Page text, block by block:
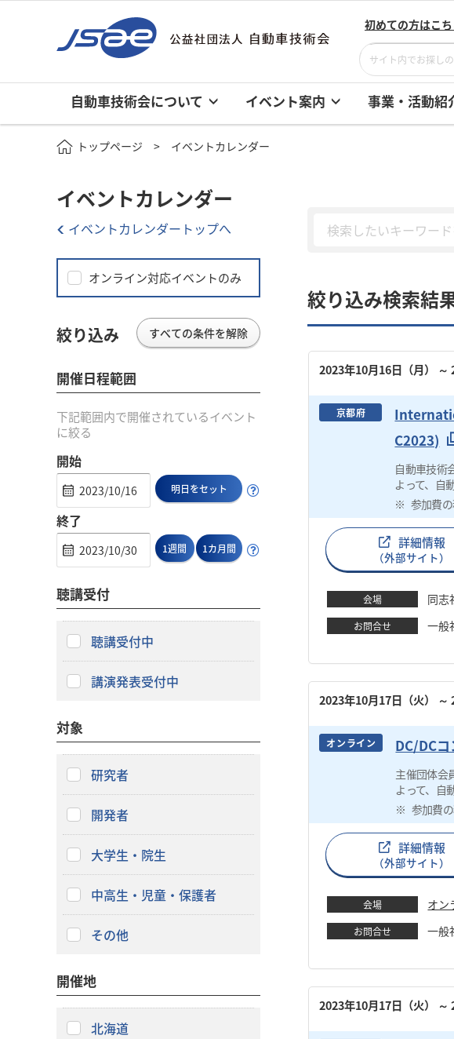
初めての方はこ
自動車技術会について イベント案内 事業・活動紹
トップページ イベントカレンダー
絞り込み検索結
2023年10月16日（月） ～
京都府
C2023)
自動車技術
よって、自
参加費
詳細情報
（外部サイト）
会場 同志
お問合せ 一般
2023年10月17日（火） ～
オンライン DC/DCコ
主催団体会
よって、自
参加費
詳細情報
（外部サイト）
会場 オン
お問合せ 一
2023年10月17日（火） ～
イベントカレンダー
イベントカレンダートップへ
オンライン対応イベントのみ
絞り込み すべての条件を解除
開催日程範囲
下記範囲内で開催されているイベント
に絞る
開始
明日をセット
終了
1週間 1カ月間
聴講受付
聴講受付中
講演発表受付中
対象
研究者
開発者
大学生・院生
中高生・児童・保護者
その他
開催地
北海道